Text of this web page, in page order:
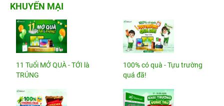
KHUYẾN MẠI
11 Tuổi MỞ QUÀ - TỚI là
TRÚNG
100% có quà - Tựu trường
quá đã!